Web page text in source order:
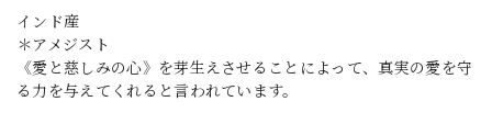
インド産
＊アメジスト
《愛と慈しみの心》を芽生えさせることによって、真実の愛を守
る力を与えてくれると言われています。